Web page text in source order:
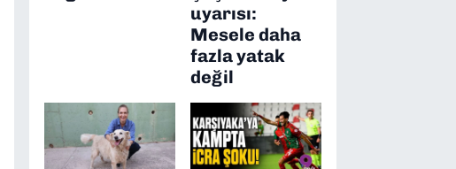
uyarısı:
Mesele daha
fazla yatak
değil